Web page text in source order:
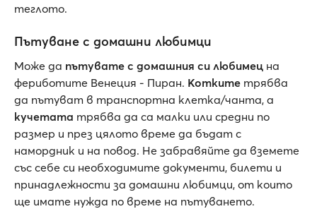
теглото.
Пътуване с домашни любимци
Може да пътувате с домашния си любимец на
фериботите Венеция - Пиран. Котките трябва
да пътуват в транспортна клетка/чанта, а
кучетата трябва да са малки или средни по
размер и през цялото време да бъдат с
намордник и на повод. Не забравяйте да вземете
със себе си необходимите документи, билети и
принадлежности за домашни любимци, от които
ще имате нужда по време на пътуването.